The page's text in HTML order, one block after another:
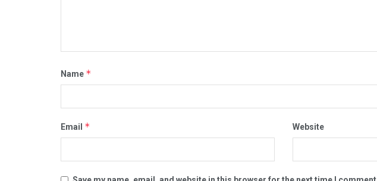
Name *
Email * Website